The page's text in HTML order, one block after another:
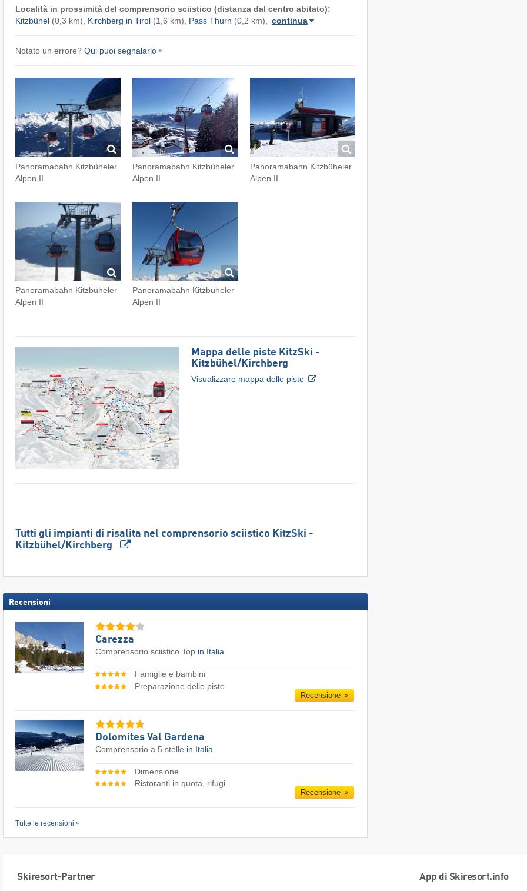
Località in prossimità del comprensorio sciistico (distanza dal centro abitato):
Kitzbühel(0,3 km), Kirchberg in Tirol(1,6 km), Pass Thurn (0,2 km), continua
Notato un errore? Qui puoi segnalarlo
Panoramabahn Kitzbüheler
Alpen II
Panoramabahn Kitzbüheler
Alpen II
Panoramabahn Kitzbüheler
Alpen II
Panoramabahn Kitzbüheler
Alpen II
Panoramabahn Kitzbüheler
Alpen II
Mappa delle piste KitzSki -
Kitzbühel/​Kirchberg
Visualizzare mappa delle piste
Tutti gli impianti di risalita nel comprensorio sciistico KitzSki -
Kitzbühel/​Kirchberg
Recensioni
Carezza
Comprensorio sciistico Top in Italia
Famiglie e bambini
Preparazione delle piste
Recensione
Dolomites Val Gardena
Comprensorio a 5 stelle in Italia
Dimensione
Ristoranti in quota, rifugi
Recensione
Tutte le recensioni
Skiresort-Partner App di Skiresort.info